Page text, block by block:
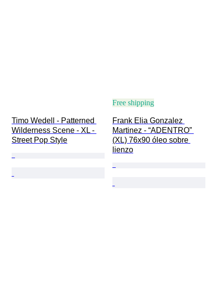
Timo Wedell - Patterned
Wilderness Scene - XL -
Street Pop Style
Free shipping
Frank Elia Gonzalez
Martinez - “ADENTRO”
(XL) 76x90 óleo sobre
lienzo